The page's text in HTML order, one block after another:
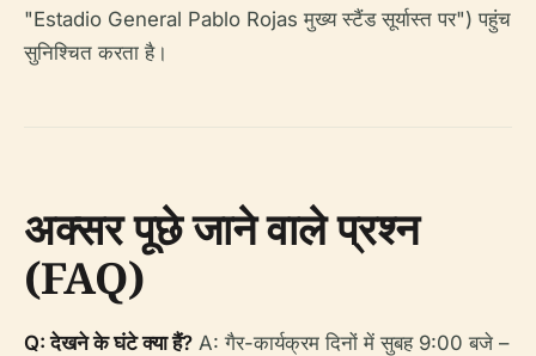
"Estadio General Pablo Rojas मुख्य स्टैंड सूर्यास्त पर") पहुंच
सुनिश्चित करता है।
अक्सर पूछे जाने वाले प्रश्न
(FAQ)
Q: देखने के घंटे क्या हैं? A: गैर-कार्यक्रम दिनों में सुबह 9:00 बजे –